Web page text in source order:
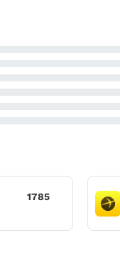
1785